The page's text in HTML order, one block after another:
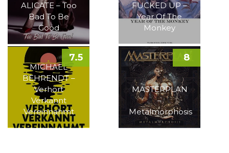
ALICATE – Too
Bad To Be
Good
FUCKED UP –
Year Of The
Monkey
MICHAEL
BEHRENDT –
Verhört
Verkannt
Vereinnahmt
7.5
MASTERPLAN
–
Metalmorphosis
8